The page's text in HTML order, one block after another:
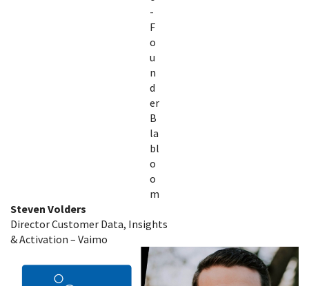
-
F
o
u
n
d
er
B
la
bl
o
o
m
Steven Volders
Director Customer Data, Insights
& Activation – Vaimo